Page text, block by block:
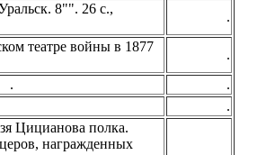
8"". 26 с.,
.
театре войны в 1877
.
.
.
.
Цицианова полка.
награжденных